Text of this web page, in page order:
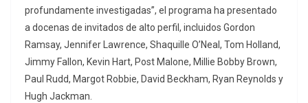
profundamente investigadas”, el programa ha presentado
a docenas de invitados de alto perfil, incluidos Gordon
Ramsay, Jennifer Lawrence, Shaquille O’Neal, Tom Holland,
Jimmy Fallon, Kevin Hart, Post Malone, Millie Bobby Brown,
Paul Rudd, Margot Robbie, David Beckham, Ryan Reynolds y
Hugh Jackman.